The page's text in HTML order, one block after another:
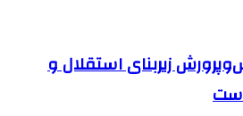
زیربنای استقلال و